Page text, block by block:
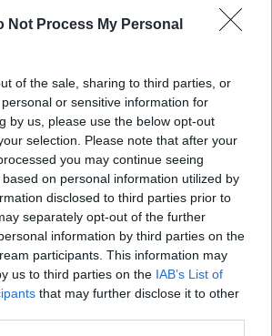
Not Process My Personal
of the sale, sharing to third parties, or
or sensitive information for
by us, please use the below opt-out
selection. Please note that after your
you may continue seeing
on personal information utilized by
disclosed to third parties prior to
separately opt-out of the further
information by third parties on the
participants. This information may
us to third parties on the IAB’s List of
that may further disclose it to other
της χολολιθίασης υπόσχεται
χολοκυστεκτομή. Ο
Γενικός Χειρουργός και
Ενδοσκοπικής Χειρουργικής
General μας ενημερώνει
αλλά και τους πολύποδες
και τους τρόπους